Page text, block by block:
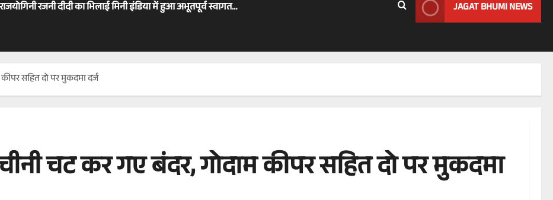
रजनी दीदी का भिलाई मिनी इंडिया में हुआ अभूतपूर्व स्वागत…
JAGAT BHUMI NEWS
सहित दो पर मुकदमा दर्ज
चट कर गए बंदर, गोदाम कीपर सहित दो पर मुकदमा